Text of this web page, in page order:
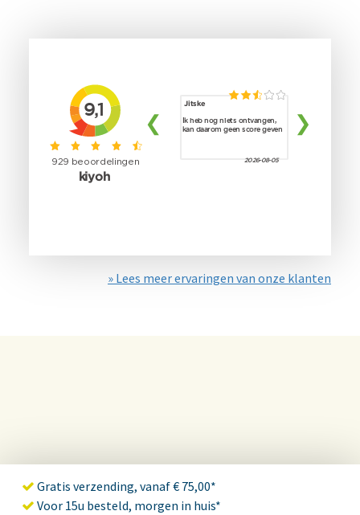
» Lees meer ervaringen van onze klanten
Gratis verzending, vanaf € 75,00*
Voor 15u besteld, morgen in huis*